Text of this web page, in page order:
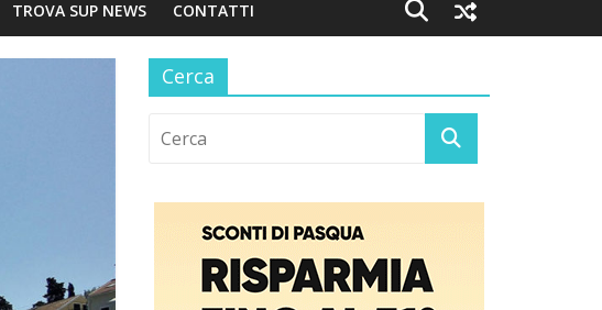
TROVA SUP NEWS CONTATTI
Cerca